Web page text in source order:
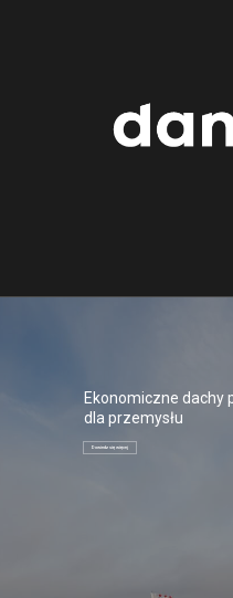
Ekonomiczne dachy
dla przemysłu
Dowiedz się więcej